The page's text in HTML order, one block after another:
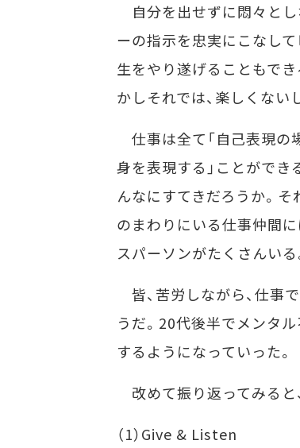
自分を出せずに悶々とし
ーの指示を忠実にこなし
生をやり遂げることもで
かしそれでは、楽しくない
仕事は全て「自己表現の
身を表現する」ことがで
んなにすてきだろうか。
のまわりにいる仕事仲間に
スパーソンがたくさんいる
皆、苦労しながら、仕事
うだ。20代後半でメンタ
するようになっていった。
改めて振り返ってみると、
（1）Give & Listen